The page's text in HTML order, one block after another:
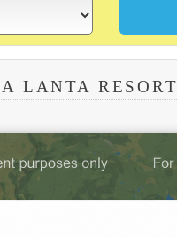
LANTA RESORT